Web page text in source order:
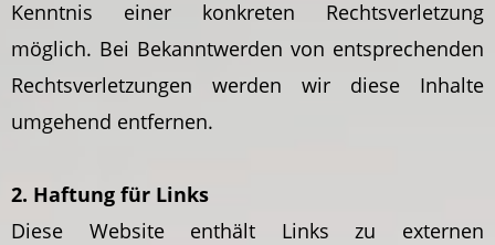
Kenntnis einer konkreten Rechtsverletzung
möglich. Bei Bekanntwerden von entsprechenden
Rechtsverletzungen werden wir diese Inhalte
umgehend entfernen.
2. Haftung für Links
Diese Website enthält Links zu externen